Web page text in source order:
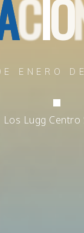
CIÓ
ENERO
Los Lugg Centro